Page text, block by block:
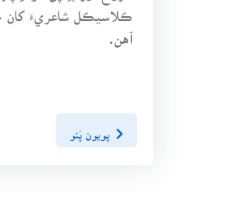
ڪلاسيڪل شاعريءَ کان
آهن.
پويون پَنو